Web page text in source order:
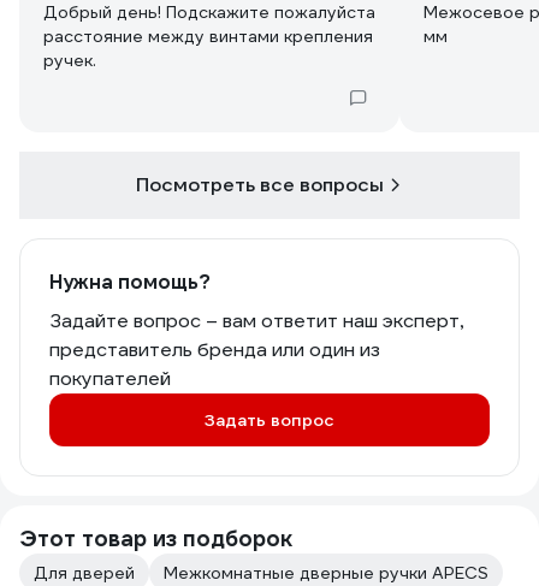
Добрый день! Подскажите пожалуйста
расстояние между винтами крепления
ручек.
Межосевое
мм
Посмотреть все вопросы
Нужна помощь?
Задайте вопрос – вам ответит наш эксперт,
представитель бренда или один из
покупателей
Задать вопрос
Этот товар из подборок
Для дверей
Межкомнатные дверные ручки APECS